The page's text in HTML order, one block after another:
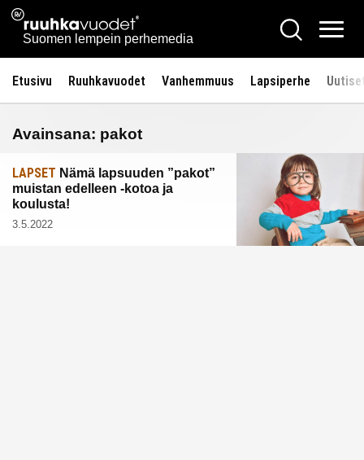
Siirry
sisältöön
Ruuhkavuodet.fi
Suomen lempein perhemedia
Hae
Etusivu Ruuhkavuodet Vanhemmuus Lapsiperhe
Avainsana: pakot
LAPSET Nämä lapsuuden ”pakot”
muistan edelleen -kotoa ja
koulusta!
3.5.2022